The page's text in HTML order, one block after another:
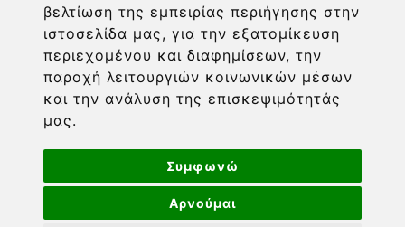
βελτίωση της εμπειρίας περιήγησης στην
ιστοσελίδα μας, για την εξατομίκευση
περιεχομένου και διαφημίσεων, την
παροχή λειτουργιών κοινωνικών μέσων
και την ανάλυση της επισκεψιμότητάς
μας.
Συμφωνώ
Αρνούμαι
Powered by nopCommerce- Developed by